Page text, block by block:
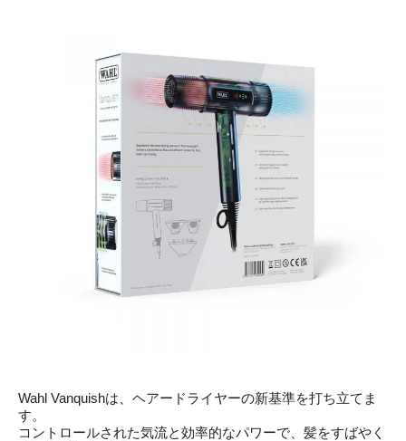
Wahl Vanquishは、ヘアードライヤーの新基準を打ち立てま
す。
コントロールされた気流と効率的なパワーで、髪をすばやく